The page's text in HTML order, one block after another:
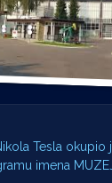
Tesla okupio
imena